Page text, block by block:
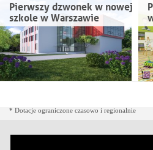
Pierwszy dzwonek w nowej
szkole w Warszawie
* Dotacje ograniczone czasowo i regionalnie